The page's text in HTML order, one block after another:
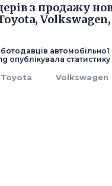
з продажу
автомобільної
опублікувала
Toyota Volkswagen